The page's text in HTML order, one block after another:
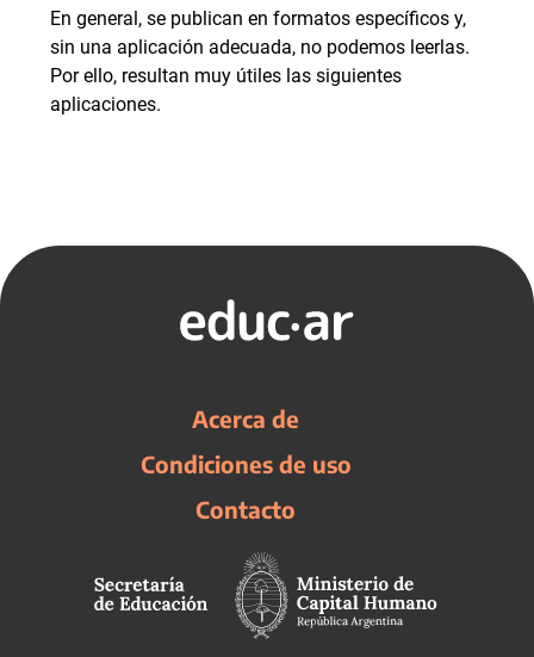
En general, se publican en formatos específicos y,
sin una aplicación adecuada, no podemos leerlas.
Por ello, resultan muy útiles las siguientes
aplicaciones.
Acerca de
Condiciones de uso
Contacto